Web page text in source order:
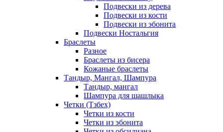
Подвески из дерева
Подвески из кости
Подвески из эбонита
Подвески Ностальгия
Браслеты
Разное
Браслеты из бисера
Кожаные браслеты
Тандыр, Мангал, Шампура
Тандыр, мангал
Шампура для шашлыка
Четки (Тзбех)
Четки из кости
Четки из эбонита